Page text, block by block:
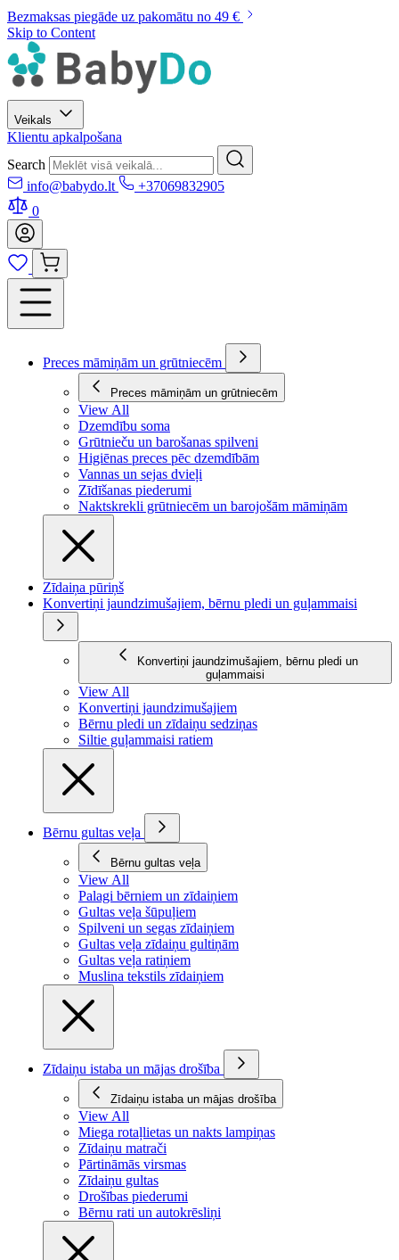
Bezmaksas piegāde uz pakomātu no 49 €
Skip to Content
Veikals
Klientu apkalpošana
Search
info@babydo.lt
+37069832905
0
Preces māmiņām un grūtniecēm
Preces māmiņām un grūtniecēm
View All
Dzemdību soma
Grūtnieču un barošanas spilveni
Higiēnas preces pēc dzemdībām
Vannas un sejas dvieļi
Zīdīšanas piederumi
Naktskrekli grūtniecēm un barojošām māmiņām
Zīdaiņa pūriņš
Konvertiņi jaundzimušajiem, bērnu pledi un guļammaisi
Konvertiņi jaundzimušajiem, bērnu pledi un
guļammaisi
View All
Konvertiņi jaundzimušajiem
Bērnu pledi un zīdaiņu sedziņas
Siltie guļammaisi ratiem
Bērnu gultas veļa
Bērnu gultas veļa
View All
Palagi bērniem un zīdaiņiem
Gultas veļa šūpuļiem
Spilveni un segas zīdaiņiem
Gultas veļa zīdaiņu gultiņām
Gultas veļa ratiņiem
Muslina tekstils zīdaiņiem
Zīdaiņu istaba un mājas drošība
Zīdaiņu istaba un mājas drošība
View All
Miega rotaļlietas un nakts lampiņas
Zīdaiņu matrači
Pārtināmās virsmas
Zīdaiņu gultas
Drošības piederumi
Bērnu rati un autokrēsliņi